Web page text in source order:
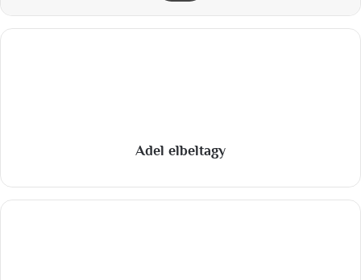
Adel elbeltagy